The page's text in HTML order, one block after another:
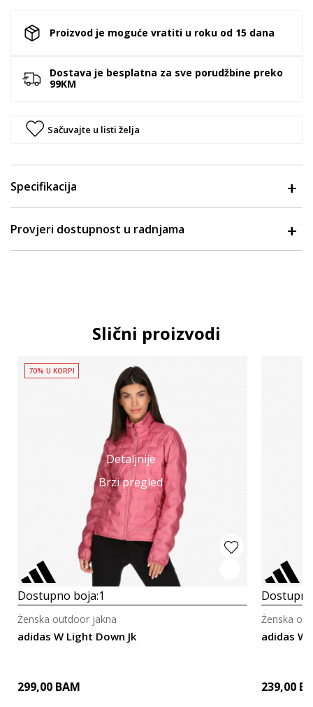
Proizvod je moguće vratiti u roku od 15 dana
Dostava je besplatna za sve porudžbine preko
99KM
Sačuvajte u listi želja
Specifikacija
Provjeri dostupnost u radnjama
Slični proizvodi
Detaljnije
Brzi pregled
70% U KORPI
Dostupno boja:1
adidas W Light Down Jk
Ženska outdoor jakna
299,00 BAM
adidas W
Ženska
239,00